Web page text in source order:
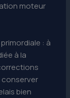
moteur
: à
à la
conserver
bien